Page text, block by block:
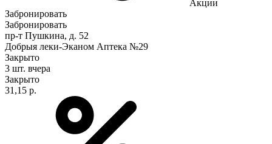
Акции
Забронировать
Забронировать
пр-т Пушкина, д. 52
Добрыя леки-Эканом Аптека №29
Закрыто
3 шт. вчера
Закрыто
31,15 р.